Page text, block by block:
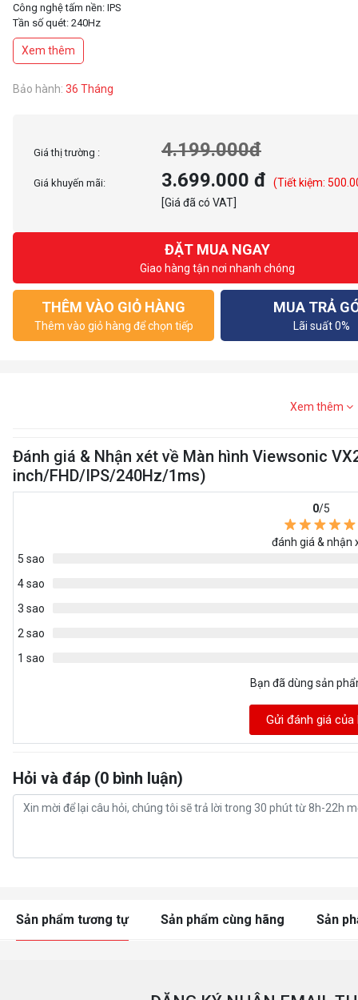
Công nghệ tấm nền: IPS
Tần số quét: 240Hz
Thời gian phản hồi: 1ms
Tỉ lệ tương phản: 1000:1
Độ sáng: 250 nits
Tương thích ngàm VESA: 100 x 100 mm
Xem thêm
Bảo hành: 36 Tháng
Giá thị trường : 4.199.000đ
Giá khuyến mãi: 3.699.000 đ
(Tiết kiệm:
[Giá đã có VAT]
ĐẶT MUA NGAY
Giao hàng tận nơi nhanh chóng
THÊM VÀO GIỎ HÀNG
Thêm vào giỏ hàng để chọn tiếp
MUA TRẢ
Lãi suất 0%
Xem thêm
Đánh giá & Nhận xét về Màn hình Viewsonic
inch/FHD/IPS/240Hz/1ms)
0/5
đánh giá & nhận
5 sao
4 sao
3 sao
2 sao
1 sao
Bạn đã dùng sản
Gửi đánh giá của
Hỏi và đáp (0 bình luận)
Sản phẩm tương tự Sản phẩm cùng hãng Sản